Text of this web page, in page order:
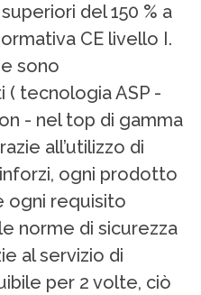
del 150 % a
CE livello I.
sono
tecnologia ASP -
- nel top di gamma
all’utilizzo di
ogni prodotto
ogni requisito
norme di sicurezza
al servizio di
per 2 volte, ciò